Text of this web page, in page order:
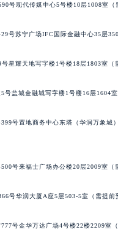
号现代传媒中心5号楼10层1008室（
号苏宁广场IFC国际金融中心35层
星耀天地写字楼1号楼18层1803室（
号盐城金融城写字楼1号楼16层1604室
号置地商务中心东塔（华润万象城
号来福士广场办公楼20层2009室（
号华润大厦A座5层503-5室（需提前
号金华万达广场4号楼22楼2209室（